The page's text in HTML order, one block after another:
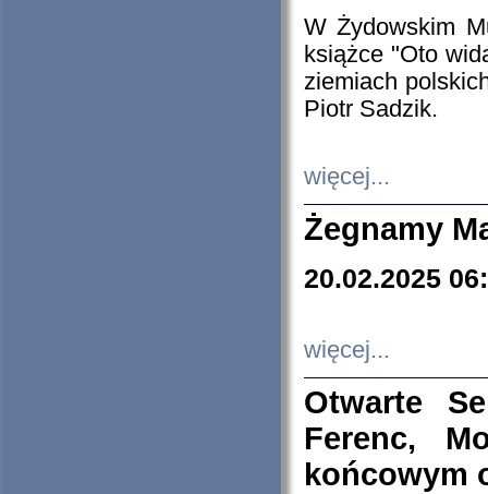
W Żydowskim
książce "Oto
ziemiach
Piotr Sadzik.
więcej...
Żegnamy
20.02.2025
więcej...
Otwarte
Ferenc,
końcowym